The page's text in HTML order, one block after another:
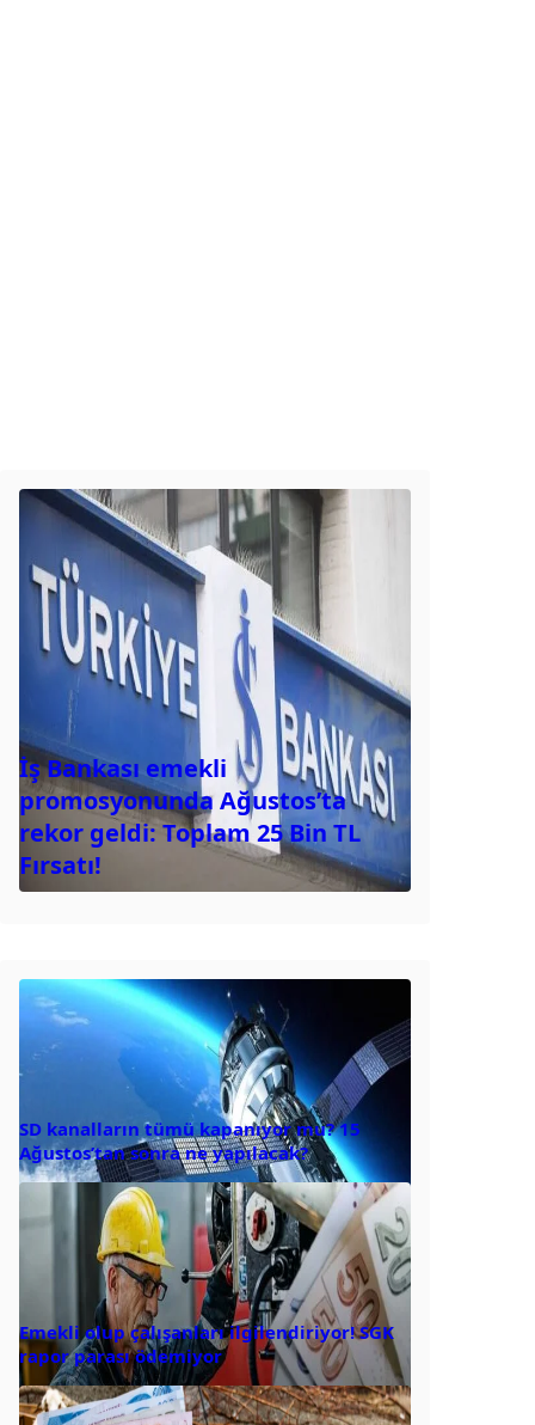
İş Bankası emekli
promosyonunda Ağustos’ta
rekor geldi: Toplam 25 Bin TL
Fırsatı!
SD kanalların tümü kapanıyor mu? 15
Ağustos’tan sonra ne yapılacak?
Emekli olup çalışanları ilgilendiriyor! SGK
rapor parası ödemiyor